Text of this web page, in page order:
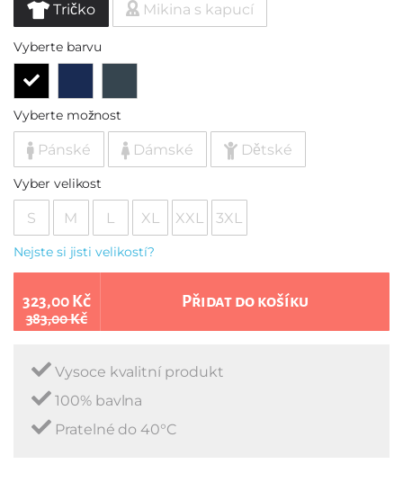
Tričko Mikina s kapucí
Vyberte barvu
Vyberte možnost
Pánské Dámské Dětské
Vyber velikost
S M L XL XXL 3XL
Nejste si jisti velikostí?
323,00 Kč
383,00 Kč
Přidat do košíku
Vysoce kvalitní produkt
100% bavlna
Pratelné do 40°C